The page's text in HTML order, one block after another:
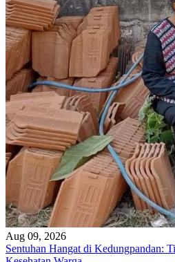
Aug 09, 2026
Sentuhan Hangat di Kedungpandan: